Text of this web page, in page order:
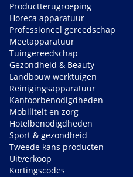
Productterugroeping
Horeca apparatuur
Professioneel gereedschap
Meetapparatuur
Tuingereedschap
Gezondheid & Beauty
Landbouw werktuigen
Reinigingsapparatuur
Kantoorbenodigdheden
Mobiliteit en zorg
Hotelbenodigdheden
Sport & gezondheid
Tweede kans producten
Uitverkoop
Kortingscodes